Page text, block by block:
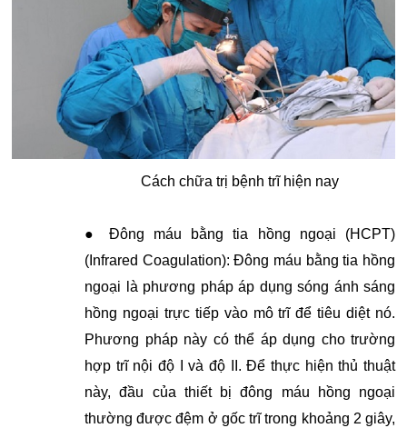
Cách chữa trị bệnh trĩ hiện nay
● Đông máu bằng tia hồng ngoại (HCPT)
(Infrared Coagulation): Đông máu bằng tia hồng
ngoại là phương pháp áp dụng sóng ánh sáng
hồng ngoại trực tiếp vào mô trĩ để tiêu diệt nó.
Phương pháp này có thể áp dụng cho trường
hợp trĩ nội độ I và độ II. Để thực hiện thủ thuật
này, đầu của thiết bị đông máu hồng ngoại
thường được đệm ở gốc trĩ trong khoảng 2 giây,